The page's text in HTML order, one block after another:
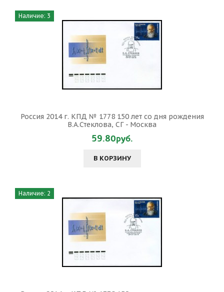
Наличие: 3
Россия 2014 г. КПД № 1778 150 лет со дня рождения
В.А.Стеклова, СГ - Москва
59.80руб.
В КОРЗИНУ
Наличие: 2